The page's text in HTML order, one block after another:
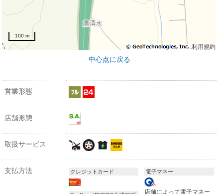
利用規約
100 m
中心点に戻る
営業形態
店舗形態
取扱サービス
支払方法 クレジットカード 電子マネー
店舗によって電子マネー